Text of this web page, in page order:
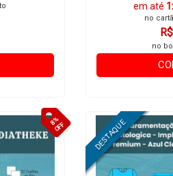
em até
no
no
8%OFF